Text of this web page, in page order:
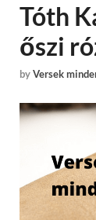
Tóth
őszi
byVersek